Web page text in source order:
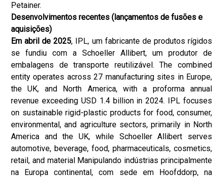
Petainer.
Desenvolvimentos recentes (lançamentos de fusões e
aquisições)
Em abril de 2025, IPL, um fabricante de produtos rígidos
se fundiu com a Schoeller Allibert, um produtor de
embalagens de transporte reutilizável. The combined
entity operates across 27 manufacturing sites in Europe,
the UK, and North America, with a proforma annual
revenue exceeding USD 1.4 billion in 2024. IPL focuses
on sustainable rigid-plastic products for food, consumer,
environmental, and agriculture sectors, primarily in North
America and the UK, while Schoeller Allibert serves
automotive, beverage, food, pharmaceuticals, cosmetics,
retail, and material Manipulando indústrias principalmente
na Europa continental, com sede em Hoofddorp, na